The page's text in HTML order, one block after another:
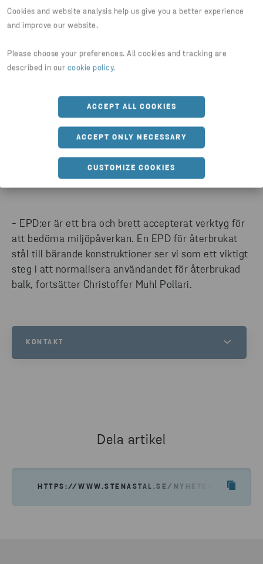
Cookies and website analysis help us give you a better experience
and improve our website.
Please choose your preferences. All cookies and tracking are
described in our cookie policy.
ACCEPT ALL COOKIES
ACCEPT ONLY NECESSARY
CUSTOMIZE COOKIES
AKTÖREN I SVERIGE SOM ERBJUDER
ÅTERBRUKADE BALKAR TILL BÄRANDE
Christoffer Muhl Pollari - Branschspecialist återbruk
på Stena Stål AB
- EPD:er är ett bra och brett accepterat verktyg för
att bedöma miljöpåverkan. En EPD för återbrukat
stål till bärande konstruktioner ser vi som ett viktigt
steg i att normalisera användandet för återbrukad
balk, fortsätter Christoffer Muhl Pollari.
KONTAKT
Dela artikel
HTTPS://WWW.STENASTAL.SE/NYHETER--